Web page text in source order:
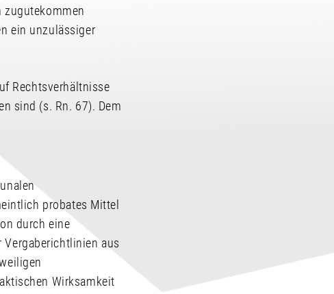
zugutekommen
ein unzulässiger
Rechtsverhältnisse
sind (s. Rn. 67). Dem
probates Mittel
durch eine
Vergaberichtlinien aus
Wirksamkeit